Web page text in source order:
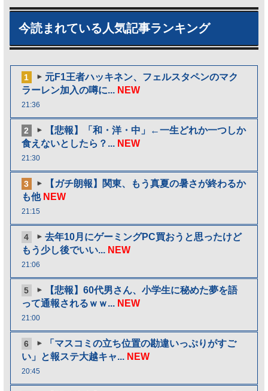
今読まれている人気記事ランキング
1
元F1王者ハッキネン、フェルスタペンのマク
ラーレン加入の噂に... NEW
21:36
2
【悲報】「和・洋・中」←一生どれか一つしか
食えないとしたら？... NEW
21:30
3
【ガチ朗報】関東、もう真夏の暑さが終わるか
も他 NEW
21:15
4
去年10月にゲーミングPC買おうと思ったけど
もう少し後でいい... NEW
21:06
5
【悲報】60代男さん、小学生に秘めた夢を語
って通報されるｗｗ... NEW
21:00
6
「マスコミの立ち位置の勘違いっぷりがすご
い」と報ステ大越キャ... NEW
20:45